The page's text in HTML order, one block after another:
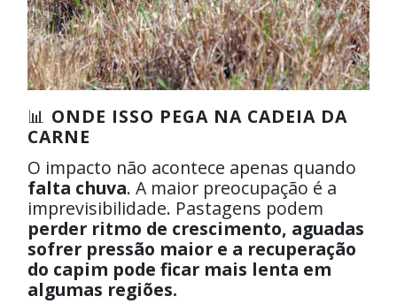
📊 ONDE ISSO PEGA NA CADEIA DA
CARNE
O impacto não acontece apenas quando
falta chuva. A maior preocupação é a
imprevisibilidade. Pastagens podem
perder ritmo de crescimento, aguadas
sofrer pressão maior e a recuperação
do capim pode ficar mais lenta em
algumas regiões.